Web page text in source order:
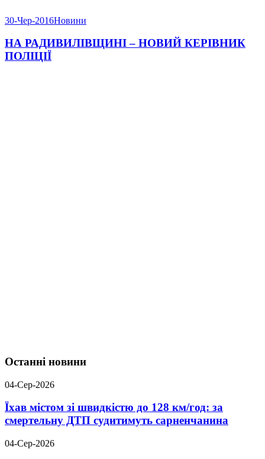
30-Чер-2016Новини
НА РАДИВИЛІВЩИНІ – НОВИЙ КЕРІВНИК
ПОЛІЦІЇ
Останні новини
04-Сер-2026
Їхав містом зі швидкістю до 128 км/год: за
смертельну ДТП судитимуть сарненчанина
04-Сер-2026